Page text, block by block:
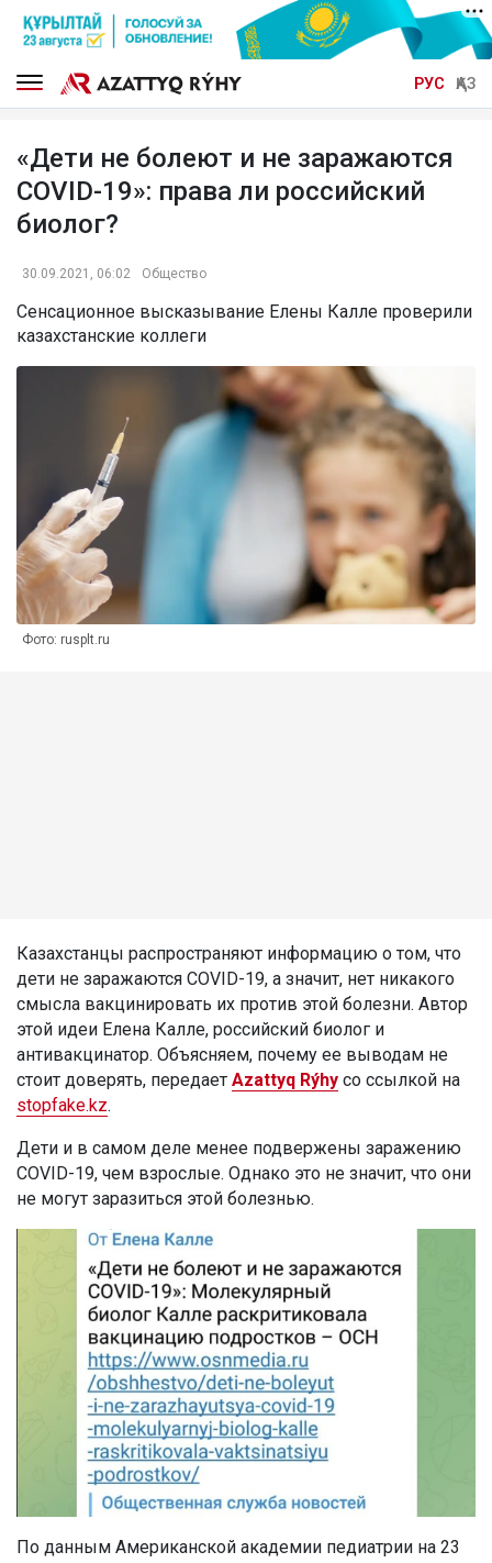
РУС ҚАЗ
«Дети не болеют и не заражаются
COVID-19»: права ли российский
биолог?
30.09.2021, 06:02 Общество
Сенсационное высказывание Елены Калле проверили
казахстанские коллеги
Фото: rusplt.ru
Казахстанцы распространяют информацию о том, что
дети не заражаются COVID-19, а значит, нет никакого
смысла вакцинировать их против этой болезни. Автор
этой идеи Елена Калле, российский биолог и
антивакцинатор. Объясняем, почему ее выводам не
стоит доверять, передает Azattyq Rýhy со ссылкой на
stopfake.kz.
Дети и в самом деле менее подвержены заражению
COVID-19, чем взрослые. Однако это не значит, что они
не могут заразиться этой болезнью.
По данным Американской академии педиатрии на 23